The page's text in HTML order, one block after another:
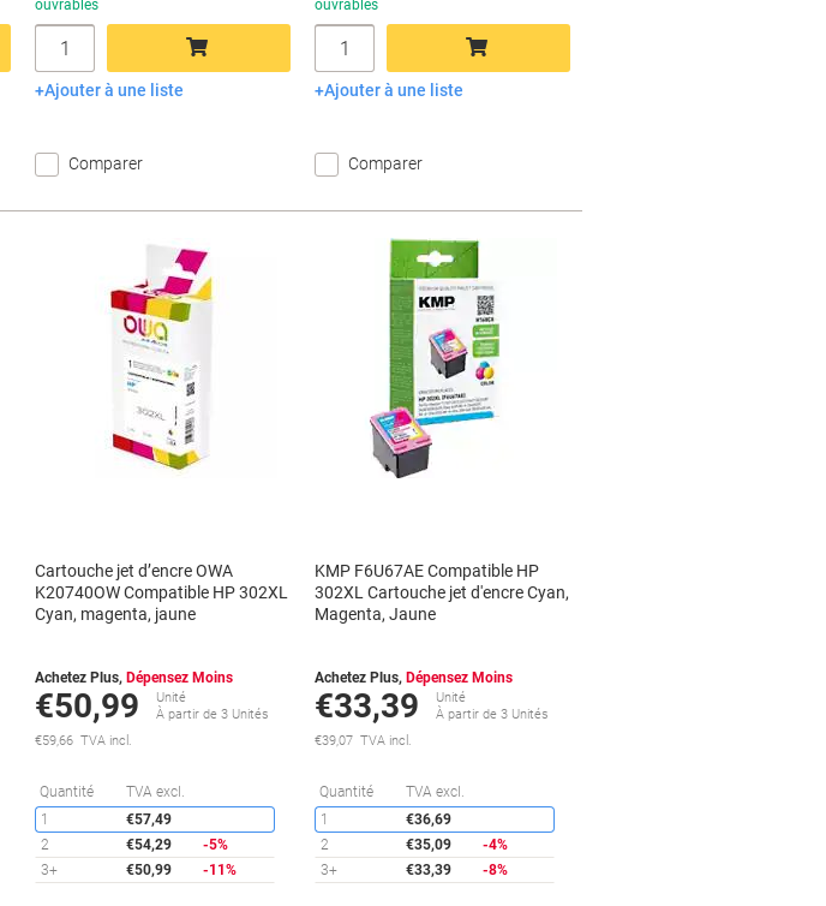
ouvrables
Quantité
Ajouter au panier
Ajouter à une liste
Comparer
ouvrables
Quantité
Ajouter au panier
Ajouter à une liste
Comparer
Économies
Cartouche jet d’encre OWA
K20740OW Compatible HP 302XL
Cyan, magenta, jaune
Achetez Plus, Dépensez Moins
€50,99
Unité
À partir de 3 Unités
€59,66 TVA incl.
Quantité TVA excl.
Économies
1
€57,49
2
€54,29
-5%
3+
€50,99 -11%
KMP F6U67AE Compatible HP
302XL Cartouche jet d'encre Cyan,
Magenta, Jaune
Achetez Plus, Dépensez Moins
€33,39
Unité
À partir de 3 Unités
€39,07 TVA incl.
Quantité TVA excl.
1
€36,69
2
€35,09
-4%
3+
€33,39 -8%